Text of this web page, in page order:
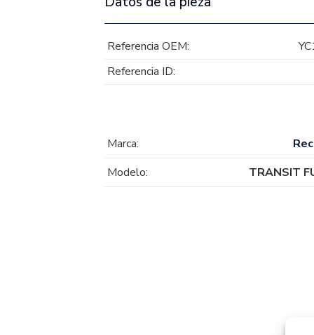
Referencia OEM:
Referencia ID:
Marca:
Modelo:
TRANSIT